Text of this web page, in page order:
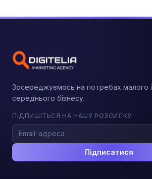
Зосереджуємось на потребах малого і
середнього бізнесу.
ПІДПИШІТЬСЯ НА НАШУ РОЗСИЛКУ
Підписатися